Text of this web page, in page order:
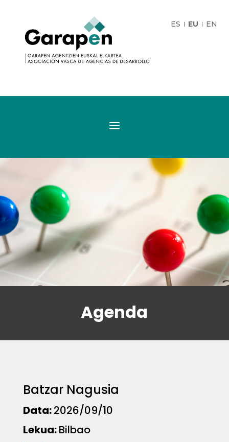
ES EU EN
Agenda
Batzar Nagusia
Data:2026/09/10
Lekua:Bilbao